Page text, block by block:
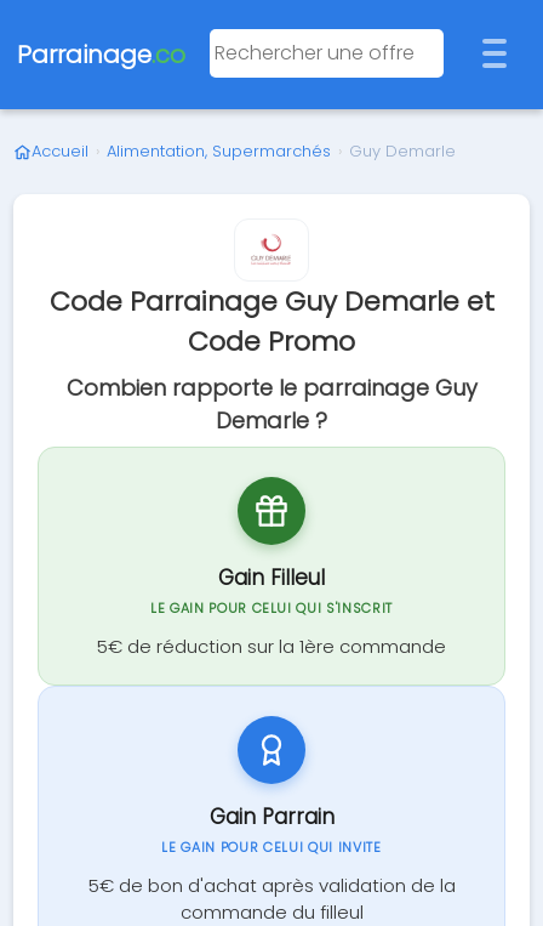
Parrainage.co
Accueil › Alimentation, Supermarchés › Guy Demarle
Code Parrainage Guy Demarle et
Code Promo
Combien rapporte le parrainage Guy
Demarle ?
Gain Filleul
LE GAIN POUR CELUI QUI S'INSCRIT
5€ de réduction sur la 1ère commande
Gain Parrain
LE GAIN POUR CELUI QUI INVITE
5€ de bon d'achat après validation de la
commande du filleul